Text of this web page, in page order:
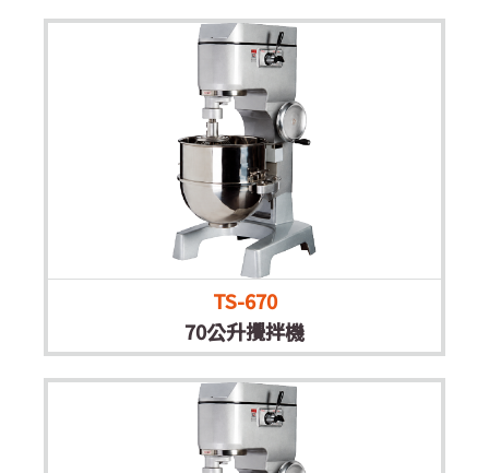
TS-670
70公升攪拌機